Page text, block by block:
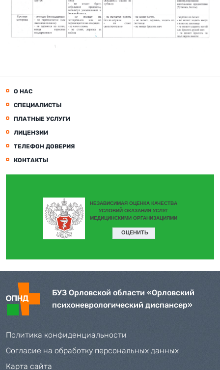
О НАС
СПЕЦИАЛИСТЫ
ПЛАТНЫЕ УСЛУГИ
ЛИЦЕНЗИИ
ТЕЛЕФОН ДОВЕРИЯ
КОНТАКТЫ
БУЗ Орловской области «Орловский
психоневрологический диспансер»
Политика конфиденциальности
Согласие на обработку персональных данных
Карта сайта